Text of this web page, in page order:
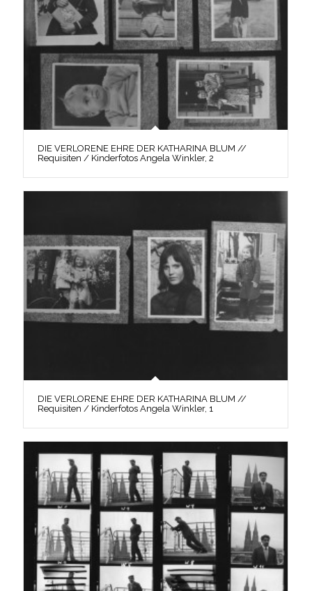
DIE VERLORENE EHRE DER KATHARINA BLUM //
Requisiten / Kinderfotos Angela Winkler, 2
DIE VERLORENE EHRE DER KATHARINA BLUM //
Requisiten / Kinderfotos Angela Winkler, 1